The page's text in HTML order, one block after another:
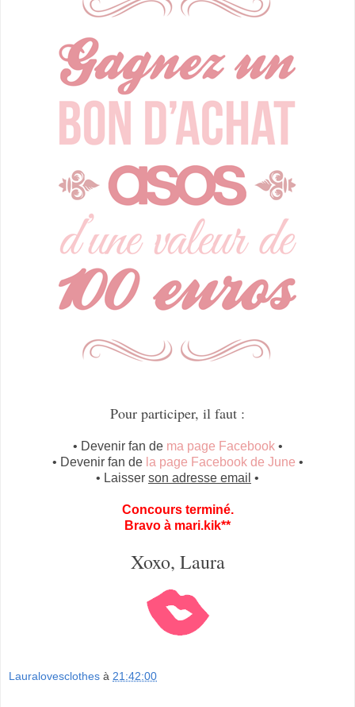
Pour participer, il faut :
• Devenir fan de ma page Facebook•
• Devenir fan de la page Facebook de June •
• Laisser son adresse email •
Concours terminé.
Bravo à mari.kik**
Xoxo, Laura
Lauralovesclothes à 21:42:00